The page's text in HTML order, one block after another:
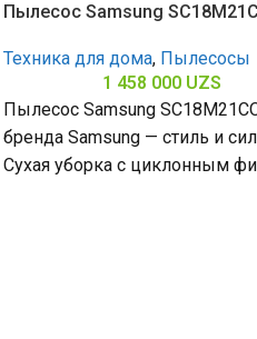
Пылесос Samsung
Техника для дома, Пылесосы
1 458 000 UZS
Пылесос Samsung
бренда Samsung — стиль и
Сухая уборка с циклонным